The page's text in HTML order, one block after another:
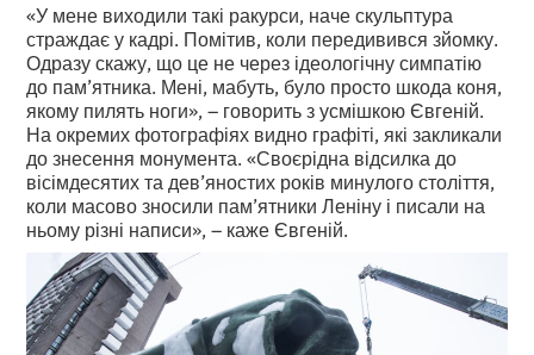
«У мене виходили такі ракурси, наче скульптура
страждає у кадрі. Помітив, коли передивився зйомку.
Одразу скажу, що це не через ідеологічну симпатію
до пам’ятника. Мені, мабуть, було просто шкода коня,
якому пилять ноги», – говорить з усмішкою Євгеній.
На окремих фотографіях видно графіті, які закликали
до знесення монумента. «Своєрідна відсилка до
вісімдесятих та дев’яностих років минулого століття,
коли масово зносили пам’ятники Леніну і писали на
ньому різні написи», – каже Євгеній.